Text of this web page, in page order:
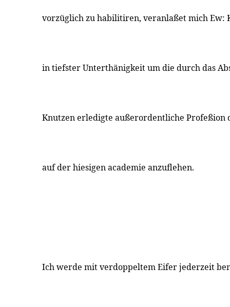
vorzüglich zu habilitiren, veranlaßet mich Ew:
in tiefster Unterthänigkeit um die durch das
Knutzen erledigte außerordentliche Profeßion
auf der hiesigen academie anzuflehen.
Ich werde mit verdoppeltem Eifer jederzeit